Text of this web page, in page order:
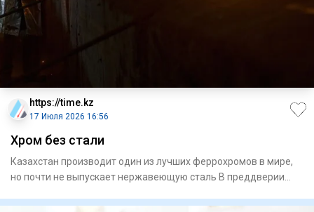
https://time.kz
17 Июля 2026 16:56
Хром без стали
Казахстан производит один из лучших феррохромов в мире,
но почти не выпускает нержавеющую сталь В преддверии